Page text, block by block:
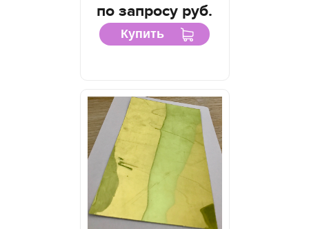
по запросу руб.
Купить